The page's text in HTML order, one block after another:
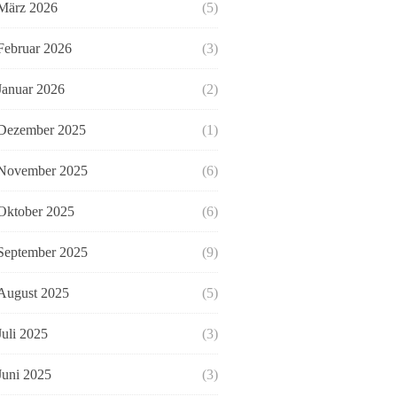
2026 (5)
2026 (3)
2026 (2)
2025 (1)
2025 (6)
2025 (6)
2025 (9)
2025 (5)
2025 (3)
2025 (3)